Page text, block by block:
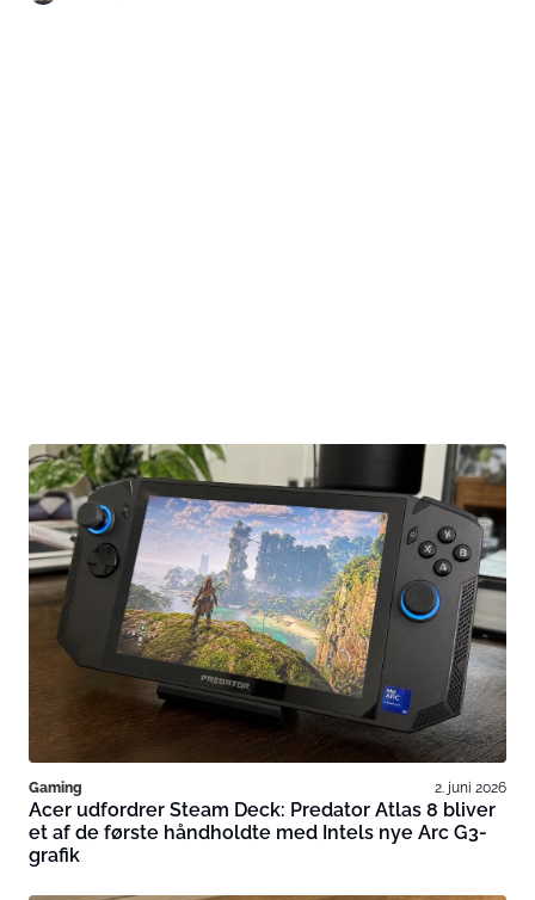
Gaming 2. juni 2026
Acer udfordrer Steam Deck: Predator Atlas 8 bliver
et af de første håndholdte med Intels nye Arc G3-
grafik